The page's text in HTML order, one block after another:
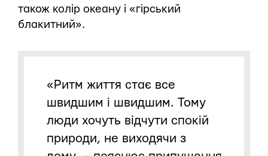
також колір океану і «гірський
блакитний».
«Ритм життя стає все
швидшим і швидшим. Тому
люди хочуть відчути спокій
природи, не виходячи з